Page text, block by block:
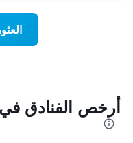
المخطط
1
محور
أرخص الفنادق في